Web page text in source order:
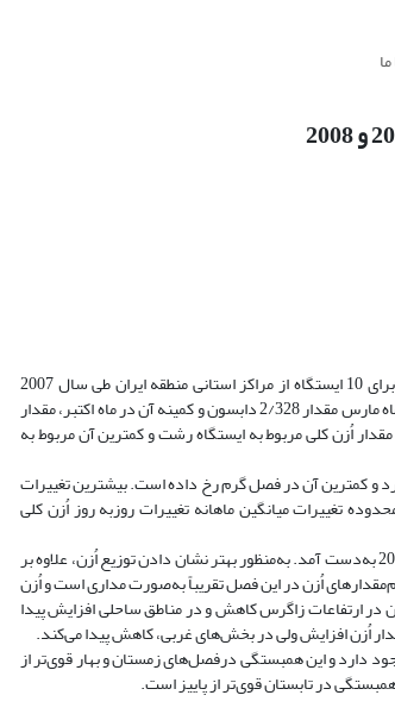
در این تحقیق که به‌منظور بررسی تغییرات منطقه‌ای اُزن کلی صورت گرفته است، از داده‌های اُزن کلی ماهواره‌ای OMIبرای 10 ایستگاه از مراکز استانی منطقه ایران طی سال 2007
استفاده شد. در سال 2007 میانگین مقدار سالانه منطقه‌ای اُزن، 291 واحد دابسون، بیشینه ماهانه منطقه‌ای اُزن کلی در ماه مارس مقدار 2/328 دابسون و کمینه آن در ماه اکتبر، مقدار
اُزن کلی مربوط به ایستگاه رشت و کمترین آن مربوط به
تغییرات منطقه‌ای در فصل سرد و کمترین آن در فصل گرم رخ داده است. بیشترین تغییرات
تغییرات میانگین ماهانه تغییرات روز‌به روز اُزن کلی
برای بررسی توزیع فصلی اُزن کلی منطقه، نقشه‌های هم‌مقدار اُزن کلی رسم شد و الگوهای فصلی برای سال‌های 2007 و 2008 به‌دست آمد. به‌منظور بهتر نشان دادن توزیع اُزن، علاوه بر
داد که هم‌مقدارهای اُزن در این فصل تقریباً به‌صورت مداری است و اُزن
در ارتفاعات زاگرس کاهش و در مناطق ساحلی افزایش پیدا
اُزن افزایش ولی در بخش‌های غربی، کاهش پیدا می‌کند.
دارد و این همبستگی درفصل‌های زمستان و بهار قوی‌تر از
در تابستان قوی‌تر از پاییز است.